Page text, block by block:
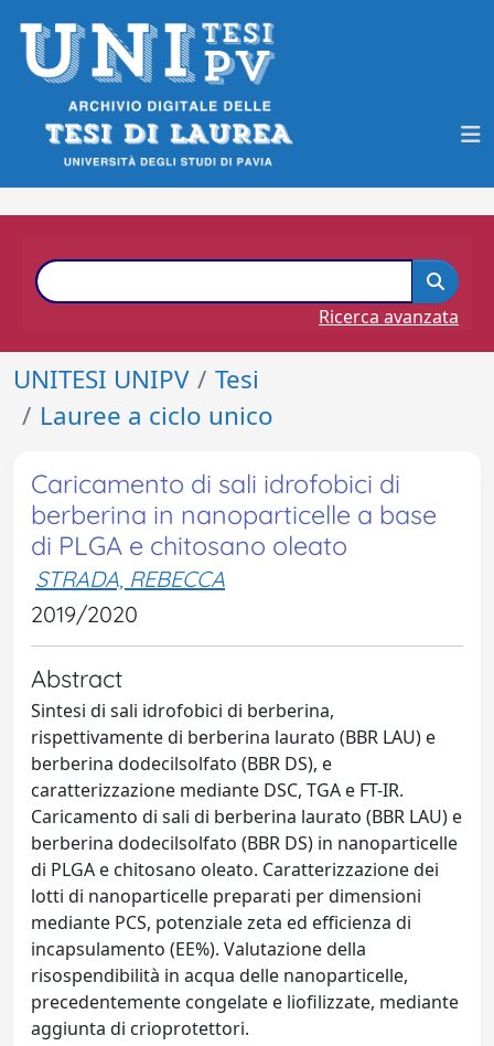
Ricerca avanzata
UNITESI UNIPV
Tesi
Lauree a ciclo unico
Caricamento di sali idrofobici di
berberina in nanoparticelle a base
di PLGA e chitosano oleato
STRADA, REBECCA
2019/2020
Abstract
Sintesi di sali idrofobici di berberina,
rispettivamente di berberina laurato (BBR LAU) e
berberina dodecilsolfato (BBR DS), e
caratterizzazione mediante DSC, TGA e FT-IR.
Caricamento di sali di berberina laurato (BBR LAU) e
berberina dodecilsolfato (BBR DS) in nanoparticelle
di PLGA e chitosano oleato. Caratterizzazione dei
lotti di nanoparticelle preparati per dimensioni
mediante PCS, potenziale zeta ed efficienza di
incapsulamento (EE%). Valutazione della
risospendibilità in acqua delle nanoparticelle,
precedentemente congelate e liofilizzate, mediante
aggiunta di crioprotettori.